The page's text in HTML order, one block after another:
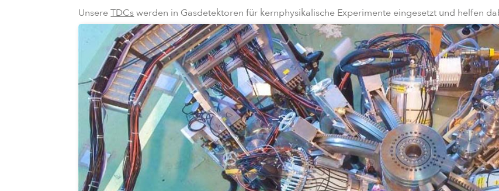
UnsereTDCswerden in Gasdetektoren für kernphysikalische Experimente eingesetzt und helfen